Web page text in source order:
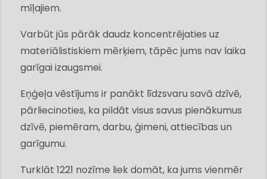
mīļajiem.
Varbūt jūs pārāk daudz koncentrējaties uz
materiālistiskiem mērķiem, tāpēc jums nav laika
garīgai izaugsmei.
Eņģeļa vēstījums ir panākt līdzsvaru savā dzīvē,
pārliecinoties, ka pildāt visus savus pienākumus
dzīvē, piemēram, darbu, ģimeni, attiecības un
garīgumu.
Turklāt 1221 nozīme liek domāt, ka jums vienmēr